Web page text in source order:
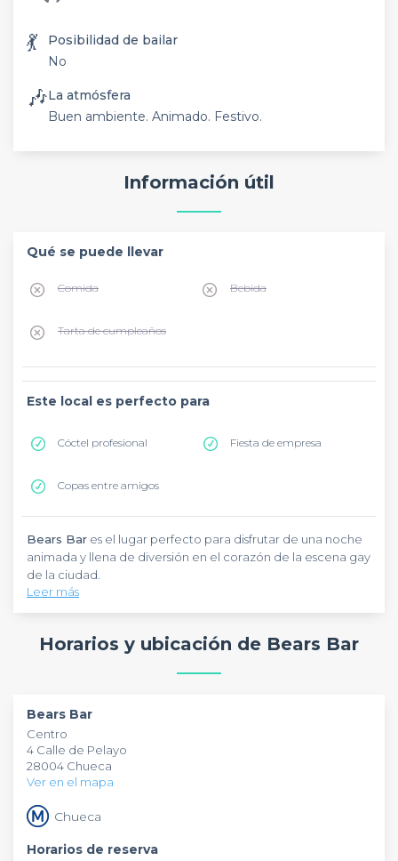
💃
Posibilidad de bailar
No
🎶La atmósfera
Buen ambiente. Animado. Festivo.
Información útil
Qué se puede llevar
Comida Bebida
Tarta de cumpleaños
Este local es perfecto para
Cóctel profesional Fiesta de empresa
Copas entre amigos
Bears Bar es el lugar perfecto para disfrutar de una noche
animada y llena de diversión en el corazón de la escena gay
de la ciudad.
Con una atención excepcional y una promoción 2x1 que te
sin duda una excelente opción para pasar el rato con
visita. Además, la variedad de tragos y cervezas asegura que
siempre encuentres algo que te guste.
En resumen,Bears Bar
donde puedes relajarte y divertirte al máximo.
Leer más
Horarios y ubicación de Bears Bar
Bears Bar
Centro
4 Calle de Pelayo
28004 Chueca
Ver en el mapa
Chueca
Horarios de reserva